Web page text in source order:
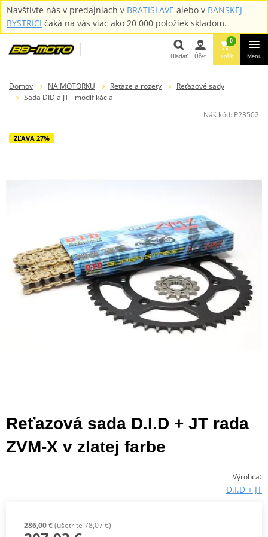
Navštívte nás v predajniach v BRATISLAVE alebo v BANSKEJ
BYSTRICI čaká na vás viac ako 20 000 položiek skladom.
Hľadať
Hľadať Účet
0
Košík Menu
Domov NA MOTORKU Reťaze a rozety
Reťazové sady
Sada DID a JT - modifikácia
Náš kód: P23502
ZĽAVA 27%
Reťazová sada D.I.D + JT rada
ZVM-X v zlatej farbe
Výrobca:
D.I.D + JT
286,00 €(ušetríte 78,07 €)